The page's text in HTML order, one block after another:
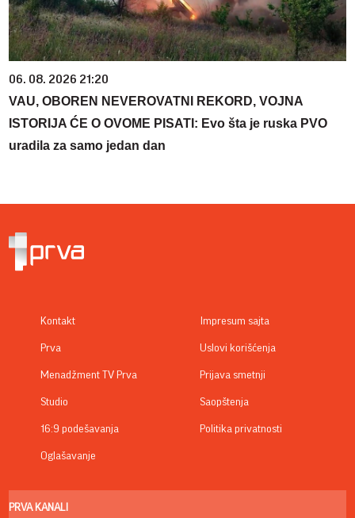
06. 08. 2026 21:20
VAU, OBOREN NEVEROVATNI REKORD, VOJNA
ISTORIJA ĆE O OVOME PISATI: Evo šta je ruska PVO
uradila za samo jedan dan
Kontakt
Prva
Menadžment TV Prva
Studio
16:9 podešavanja
Oglašavanje
Impresum sajta
Uslovi korišćenja
Prijava smetnji
Saopštenja
Politika privatnosti
PRVA KANALI